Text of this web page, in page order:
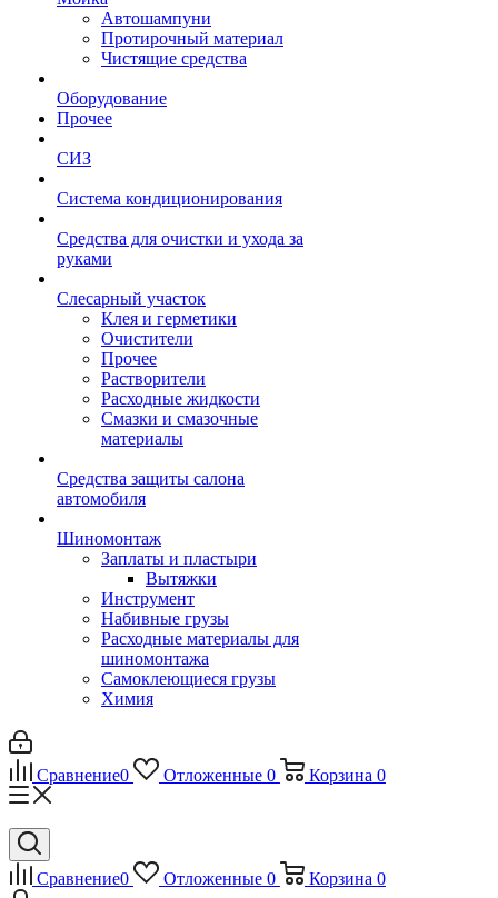
Автошампуни
Протирочный материал
Чистящие средства
Оборудование
Прочее
СИЗ
Система кондиционирования
Средства для очистки и ухода за
руками
Слесарный участок
Клея и герметики
Очистители
Прочее
Растворители
Расходные жидкости
Смазки и смазочные
материалы
Средства защиты салона
автомобиля
Шиномонтаж
Заплаты и пластыри
Вытяжки
Инструмент
Набивные грузы
Расходные материалы для
шиномонтажа
Самоклеющиеся грузы
Химия
Сравнение0 Отложенные 0 Корзина 0
Сравнение0 Отложенные 0 Корзина 0